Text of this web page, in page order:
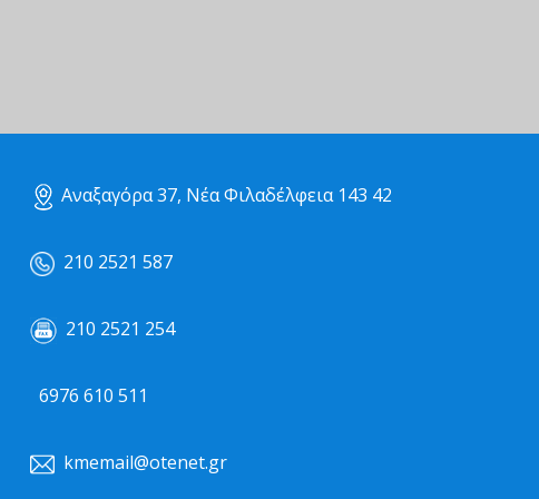
Αναξαγόρα 37, Νέα Φιλαδέλφεια 143 42
210 2521 587
210 2521 254
6976 610 511
kmemail@otenet.gr